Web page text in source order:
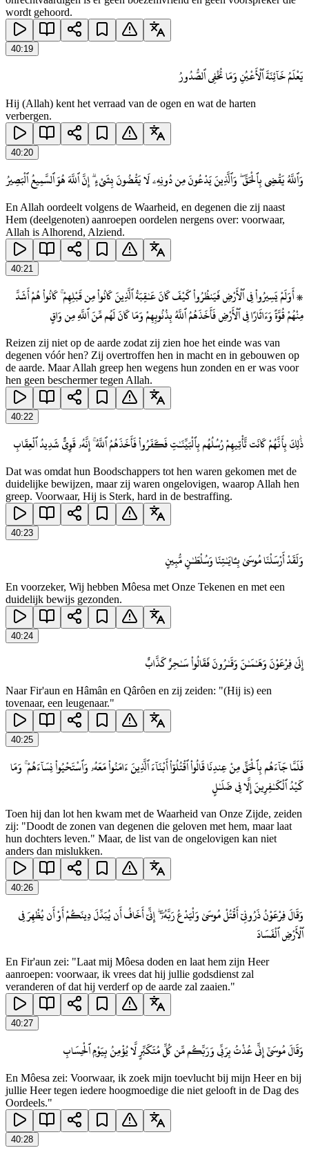
wordt gehoord.
40:19
يَعْلَمُ خَآئِنَةَ ٱلْأَعْيُنِ وَمَا تُخْفِى ٱلصُّدُورُ
Hij (Allah) kent het verraad van de ogen en wat de harten
verbergen.
40:20
وَٱللَّهُ يَقْضِى بِٱلْحَقِّ ۖ وَٱلَّذِينَ يَدْعُونَ مِن دُونِهِۦ لَا يَقْضُونَ بِشَىْءٍ ۗ إِنَّ ٱللَّهَ هُوَ ٱلسَّمِيعُ ٱلْبَصِيرُ
En Allah oordeelt volgens de Waarheid, en degenen die zij naast
Hem (deelgenoten) aanroepen oordelen nergens over: voorwaar,
Allah is Alhorend, Alziend.
40:21
۞ أَوَلَمْ يَسِيرُوا۟ فِى ٱلْأَرْضِ فَيَنظُرُوا۟ كَيْفَ كَانَ عَـٰقِبَةُ ٱلَّذِينَ كَانُوا۟ مِن قَبْلِهِمْ ۚ كَانُوا۟ هُمْ أَشَدَّ
مِنْهُمْ قُوَّةً وَءَاثَارًا فِى ٱلْأَرْضِ فَأَخَذَهُمُ ٱللَّهُ بِذُنُوبِهِمْ وَمَا كَانَ لَهُم مِّنَ ٱللَّهِ مِن وَاقٍ
Reizen zij niet op de aarde zodat zij zien hoe het einde was van
degenen vóór hen? Zij overtroffen hen in macht en in gebouwen op
de aarde. Maar Allah greep hen wegens hun zonden en er was voor
hen geen beschermer tegen Allah.
40:22
ذَٰلِكَ بِأَنَّهُمْ كَانَت تَّأْتِيهِمْ رُسُلُهُم بِٱلْبَيِّنَـٰتِ فَكَفَرُوا۟ فَأَخَذَهُمُ ٱللَّهُ ۚ إِنَّهُۥ قَوِىٌّ شَدِيدُ ٱلْعِقَابِ
Dat was omdat hun Boodschappers tot hen waren gekomen met de
duidelijke bewijzen, maar zij waren ongelovigen, waarop Allah hen
greep. Voorwaar, Hij is Sterk, hard in de bestraffing.
40:23
وَلَقَدْ أَرْسَلْنَا مُوسَىٰ بِـَٔايَـٰتِنَا وَسُلْطَـٰنٍ مُّبِينٍ
En voorzeker, Wij hebben Môesa met Onze Tekenen en met een
duidelijk bewijs gezonden.
40:24
إِلَىٰ فِرْعَوْنَ وَهَـٰمَـٰنَ وَقَـٰرُونَ فَقَالُوا۟ سَـٰحِرٌ كَذَّابٌ
Naar Fir'aun en Hâmân en Qârôen en zij zeiden: "(Hij is) een
tovenaar, een leugenaar."
40:25
فَلَمَّا جَآءَهُم بِٱلْحَقِّ مِنْ عِندِنَا قَالُوا۟ ٱقْتُلُوٓا۟ أَبْنَآءَ ٱلَّذِينَ ءَامَنُوا۟ مَعَهُۥ وَٱسْتَحْيُوا۟ نِسَآءَهُمْ ۚ وَمَا
كَيْدُ ٱلْكَـٰفِرِينَ إِلَّا فِى ضَلَـٰلٍ
Toen hij dan lot hen kwam met de Waarheid van Onze Zijde, zeiden
zij: "Doodt de zonen van degenen die geloven met hem, maar laat
hun dochters leven." Maar, de list van de ongelovigen kan niet
anders dan mislukken.
40:26
وَقَالَ فِرْعَوْنُ ذَرُونِىٓ أَقْتُلْ مُوسَىٰ وَلْيَدْعُ رَبَّهُۥٓ ۖ إِنِّىٓ أَخَافُ أَن يُبَدِّلَ دِينَكُمْ أَوْ أَن يُظْهِرَ فِى
ٱلْأَرْضِ ٱلْفَسَادَ
En Fir'aun zei: "Laat mij Môesa doden en laat hem zijn Heer
aanroepen: voorwaar, ik vrees dat hij jullie godsdienst zal
veranderen of dat hij verderf op de aarde zal zaaien."
40:27
وَقَالَ مُوسَىٰٓ إِنِّى عُذْتُ بِرَبِّى وَرَبِّكُم مِّن كُلِّ مُتَكَبِّرٍ لَّا يُؤْمِنُ بِيَوْمِ ٱلْحِسَابِ
En Môesa zei: Voorwaar, ik zoek mijn toevlucht bij mijn Heer en bij
jullie Heer tegen iedere hoogmoedige die niet gelooft in de Dag des
Oordeels."
40:28